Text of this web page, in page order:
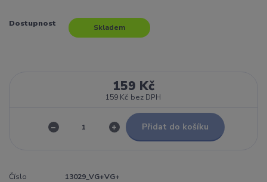
Dostupnost Skladem
159 Kč
159 Kč bez DPH
Přidat do košíku
Číslo
13029_VG+VG+